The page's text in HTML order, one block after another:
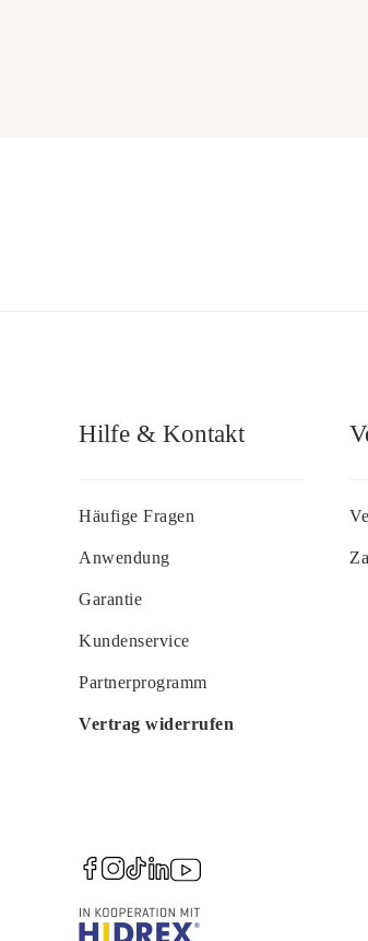
Hilfe & Kontakt
Häufige Fragen
Anwendung
Garantie
Kundenservice
Partnerprogramm
Vertrag widerrufen